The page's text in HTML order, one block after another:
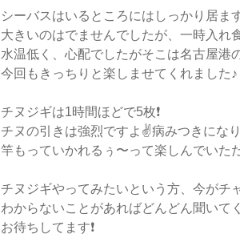
シーバスはいるところにはしっかり居ま
大きいのはでませんでしたが、一時入れ
水温低く、心配でしたがそこは名古屋港
今回もきっちりと楽しませてくれました♪
チヌジギは1時間ほどで5枚❗️
チヌの引きは強烈ですよ✌️病みつきにな
竿もっていかれるぅ〜って楽しんでいた
チヌジギやってみたいという方、今がチ
わからないことがあればどんどん聞いて
お待ちしてます❗️